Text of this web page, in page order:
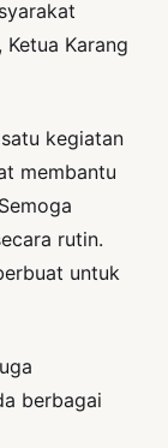
Karang
kegiatan
membantu
rutin.
untuk
berbagai